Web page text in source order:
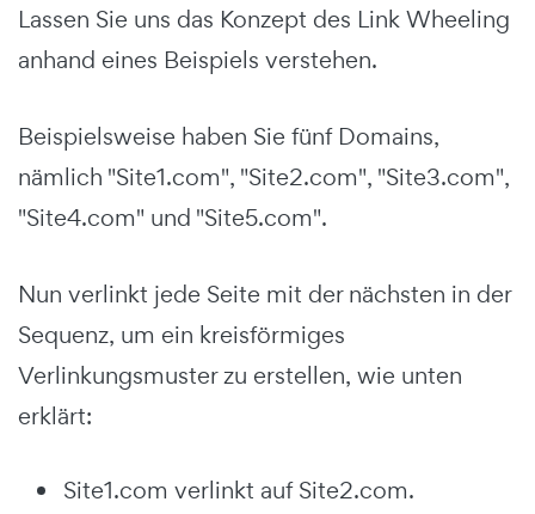
Lassen Sie uns das Konzept des Link Wheeling
anhand eines Beispiels verstehen.
Beispielsweise haben Sie fünf Domains,
nämlich "Site1.com", "Site2.com", "Site3.com",
"Site4.com" und "Site5.com".
Nun verlinkt jede Seite mit der nächsten in der
Sequenz, um ein kreisförmiges
Verlinkungsmuster zu erstellen, wie unten
erklärt:
Site1.com verlinkt auf Site2.com.